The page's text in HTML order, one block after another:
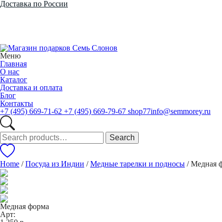
Доставка по России
Меню
Главная
О нас
Каталог
Доставка и оплата
Блог
Контакты
+7 (495) 669-71-62 +7 (495) 669-79-67 shop77info@semmorey.ru
Search
for:
Search
Home /Посуда из Индии /Медные тарелки и подносы / Медная
Медная форма
Арт: